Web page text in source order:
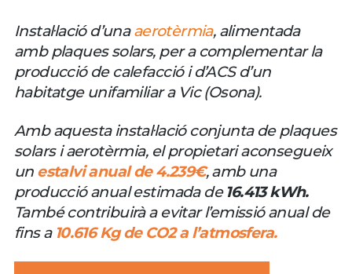
Instal·lació d’unaaerotèrmia, alimentada
amb plaques solars, per a complementar la
producció de calefacció i d’ACS d’un
habitatge unifamiliar a Vic (Osona).
Amb aquesta instal·lació conjunta de plaques
solars i aerotèrmia, el propietari aconsegueix
un estalvi anual de 4.239€, amb una
producció anual estimada de 16.413 kWh.
També contribuirà a evitar l’emissió anual de
fins a 10.616 Kg de CO2 a l’atmosfera.